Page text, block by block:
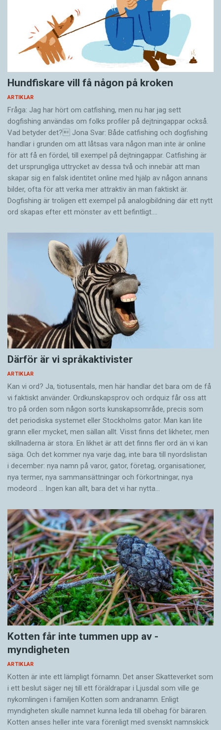
Även om maskinöversättningen blir bättre och
bättre så kommer den troligen aldrig att helt
kunna ersätta den mänskliga översättaren. Tv-
serien Star Treks Universal translator och
Babelfisken från Douglas Adams bok Liftarens
guide till galaxen kommer antagligen alltid att
förbli science fiction. Men vem vet?
Hundfiskare vill få någon på kroken
ARTIKLAR
Fråga: Jag har hört om catfishing, men nu har jag sett
dogfishing användas om folks profiler på dejtningappar också.
Vad betyder det? Jona Svar: Både catfishing och dogfishing
handlar i grunden om att låtsas vara någon man inte är online
för att få en fördel, till exempel på dejtningappar. Catfishing är
det ursprungliga uttrycket av dessa två och innebär att man
skapar sig en falsk identitet online med hjälp av någon annans
bilder, ofta för att verka mer attraktiv än man faktiskt är.
Dogfishing är troligen ett exempel på analogibildning där ett nytt
ord skapas efter ett mönster av ett befintligt.…
Därför är vi språkaktivister
ARTIKLAR
Kan vi ord? Ja, tiotusentals, men här handlar det bara om de få
vi faktiskt använder. Ordkunskapsprov och ordquiz får oss att
tro på orden som någon sorts kunskapsområde, precis som
det periodiska systemet eller Stockholms gator. Man kan lite
grann eller mycket, men sällan allt. Visst finns det likheter, men
skillnaderna är stora. En likhet är att det finns fler ord än vi kan
säga. Och det kommer nya varje dag, inte bara till nyordslistan
i december: nya namn på varor, gator, företag, organisationer,
nya termer, nya samman­sättningar och förkortningar, nya
modeord … Ingen kan allt, bara det vi har nytta…
Kotten får inte tummen upp av ­
myndigheten
ARTIKLAR
Kotten är inte ett lämpligt förnamn. Det anser Skatte­verket som
i ett beslut säger nej till ett föräldra­par i Ljusdal som ville ge
nykomlingen i familjen Kotten som andranamn. Enligt
myndigheten skulle namnet kunna leda till obehag för bäraren.
Kotten anses heller inte vara förenligt med svenskt namnskick